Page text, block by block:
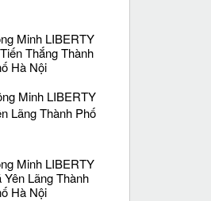
Minh LIBERTY
Thắng Thành
Hà Nội
Minh LIBERTY
Yên Lãng Thành
Hà Nội